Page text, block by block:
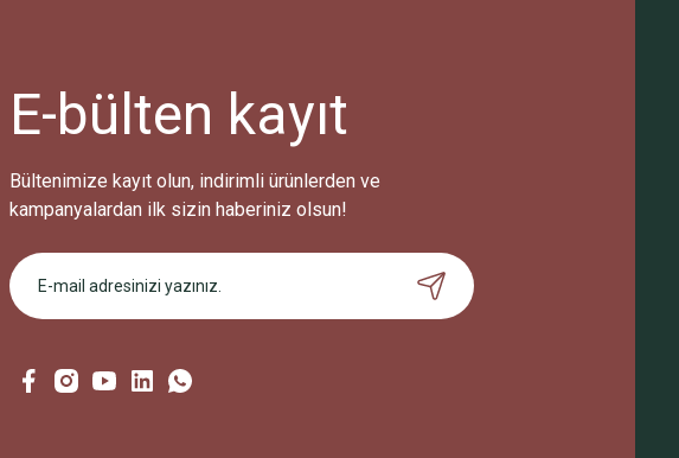
E-bülten kayıt
Bültenimize kayıt olun, indirimli ürünlerden ve
kampanyalardan ilk sizin haberiniz olsun!